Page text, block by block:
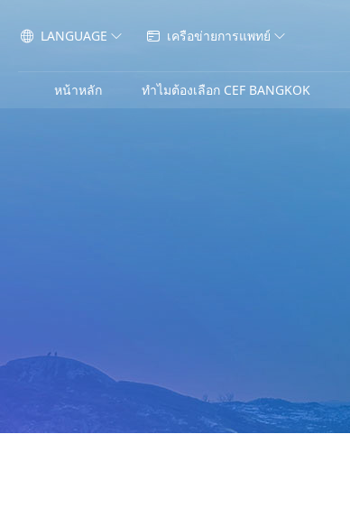
 LANGUAGE   เครือข่ายการแพทย์ 
หน้าหลัก ทำไมต้องเลือก CEF BANGKOK